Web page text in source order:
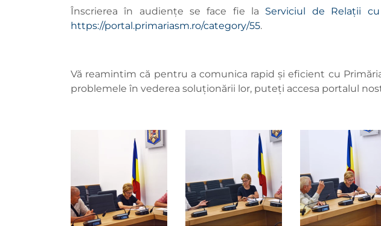
Înscrierea în audiențe se face fie la Serviciul de Relații
https://portal.primariasm.ro/category/55.
Vă reamintim că pentru a comunica rapid și eficient cu
problemele în vederea soluționării lor, puteți accesa portalul